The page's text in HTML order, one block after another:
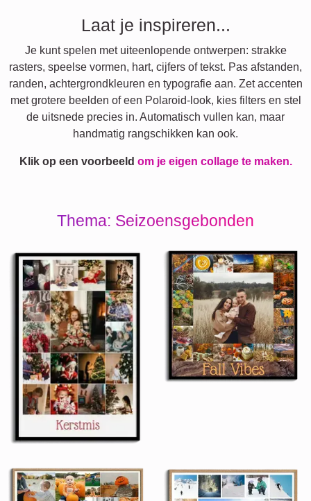
Laat je inspireren...
Je kunt spelen met uiteenlopende ontwerpen: strakke
rasters, speelse vormen, hart, cijfers of tekst. Pas afstanden,
randen, achtergrondkleuren en typografie aan. Zet accenten
met grotere beelden of een Polaroid-look, kies filters en stel
de uitsnede precies in. Automatisch vullen kan, maar
handmatig rangschikken kan ook.
Klik op een voorbeeld om je eigen collage te maken.
Thema: Seizoensgebonden